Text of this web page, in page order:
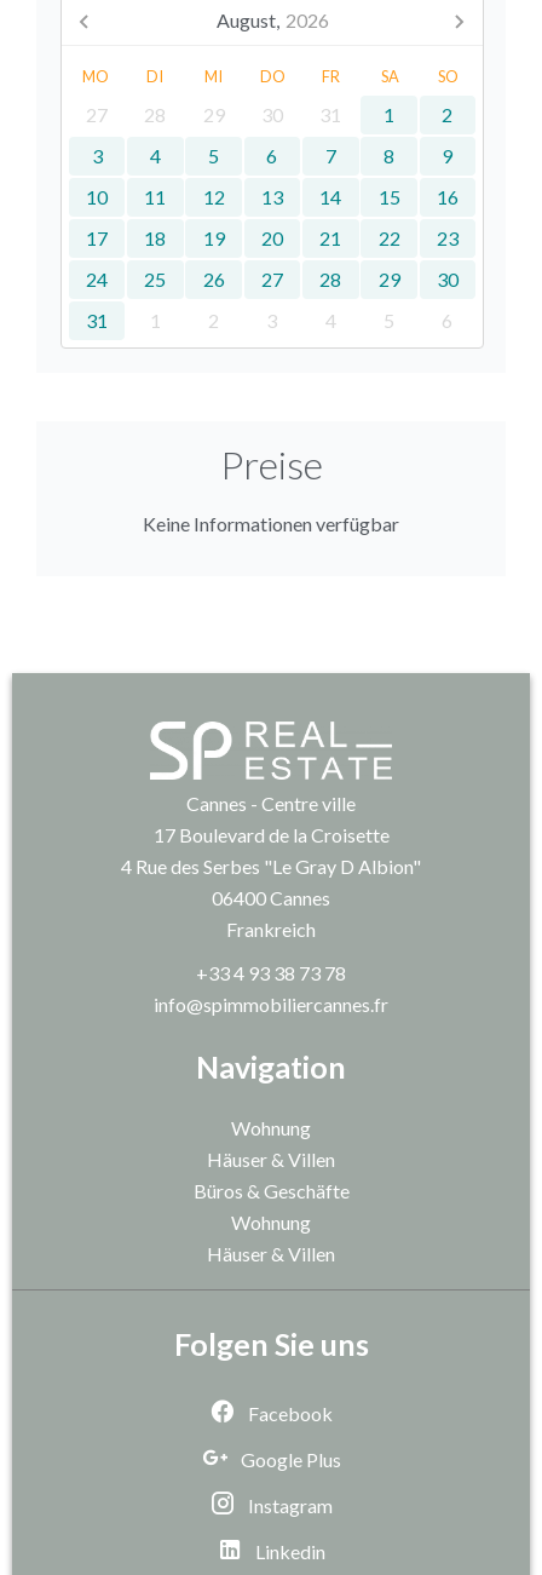
August, 2026
MO DI MI DO FR SA SO
27 28 29 30 31 1
2
3
4 5 6 7 8
9
10
11 12 13 14 15
16
17
18 19 20 21 22
23
24
25 26 27 28 29
30
31
1 2 3 4 5 6
Preise
Keine Informationen verfügbar
Navigation
Wohnung
Häuser & Villen
Büros & Geschäfte
Wohnung
Häuser & Villen
Cannes - Centre ville
17 Boulevard de la Croisette
4 Rue des Serbes "Le Gray D Albion"
06400Cannes
Frankreich
+33 4 93 38 73 78
info@spimmobiliercannes.fr
Folgen Sie uns
Facebook
Google Plus
Instagram
Linkedin